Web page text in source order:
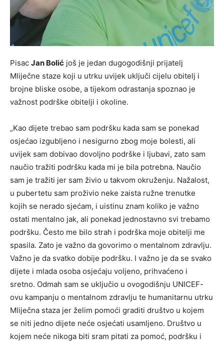
Pisac Jan Bolić još je jedan dugogodišnji prijatelj
Mliječne staze koji u utrku uvijek uključi cijelu obitelj i
brojne bliske osobe, a tijekom odrastanja spoznao je
važnost podrške obitelji i okoline.
„Kao dijete trebao sam podršku kada sam se ponekad
osjećao izgubljeno i nesigurno zbog moje bolesti, ali
uvijek sam dobivao dovoljno podrške i ljubavi, zato sam
naučio tražiti podršku kada mi je bila potrebna. Naučio
sam je tražiti jer sam živio u takvom okruženju. Nažalost,
u pubertetu sam proživio neke zaista ružne trenutke
kojih se nerado sjećam, i uistinu znam koliko je važno
ostati mentalno jak, ali ponekad jednostavno svi trebamo
podršku. Često me bilo strah i podrška moje obitelji me
spasila. Zato je važno da govorimo o mentalnom zdravlju.
Važno je da svatko dobije podršku. I važno je da se svako
dijete i mlada osoba osjećaju voljeno, prihvaćeno i
sretno. Odmah sam se uključio u ovogodišnju UNICEF-
ovu kampanju o mentalnom zdravlju te humanitarnu utrku
Mliječna staza jer želim pomoći graditi društvo u kojem
se niti jedno dijete neće osjećati usamljeno. Društvo u
kojem neće nikoga biti sram pitati za pomoć, podršku i